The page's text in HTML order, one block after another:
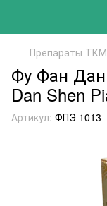
Препараты ТКМ
Фу Фан
Dan Shen
Артикул: ФПЭ 1013